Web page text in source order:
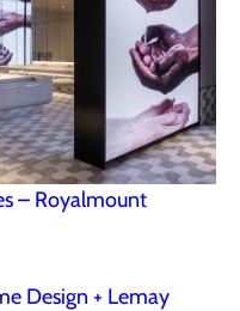
– Royalmount
Design + Lemay